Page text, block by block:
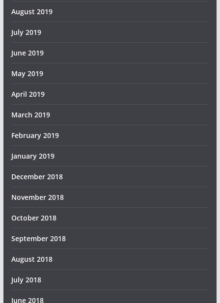
August 2019
July 2019
June 2019
May 2019
April 2019
March 2019
February 2019
January 2019
December 2018
November 2018
October 2018
September 2018
August 2018
July 2018
June 2018